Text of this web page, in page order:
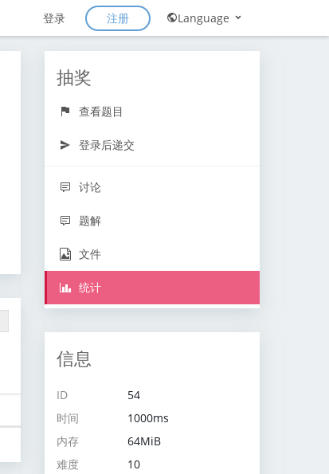
登录 注册 Language
抽奖
查看题目
登录后递交
讨论
题解
文件
统计
信息
ID
54
时间
1000ms
内存
64MiB
难度
10